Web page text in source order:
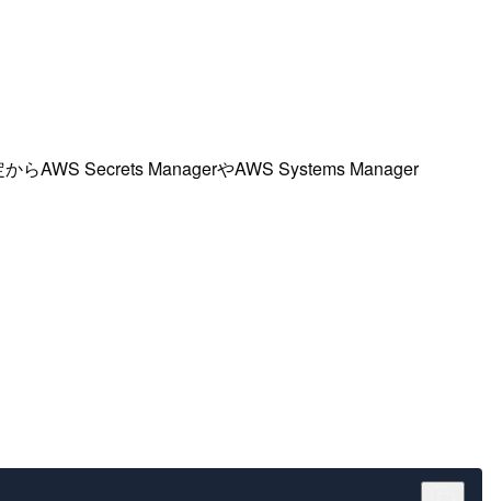
らAWS Secrets ManagerやAWS Systems Manager